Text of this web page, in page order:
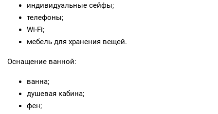
индивидуальные сейфы;
телефоны;
Wi‑Fi;
мебель для хранения вещей.
Оснащение ванной:
ванна;
душевая кабина;
фен;